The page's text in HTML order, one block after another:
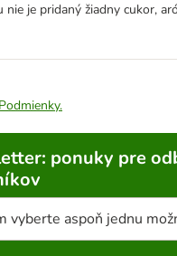
je pridaný žiadny cukor,
Podmienky.
ponuky pre
vyberte aspoň jednu